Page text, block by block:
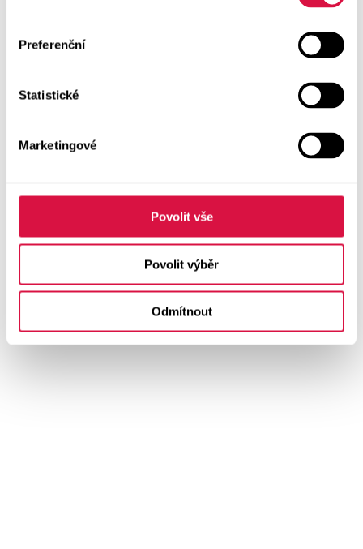
Preferenční
Statistické
Marketingové
Povolit vše
Povolit výběr
Odmítnout